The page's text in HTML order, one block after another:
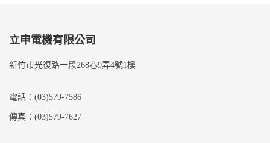
立申電機有限公司
新竹市光復路一段268巷9弄4號1樓
電話：(03)579-7586
傳真：(03)579-7627